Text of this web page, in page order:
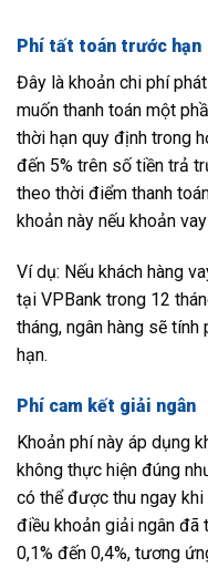
Phí tất toán trước hạn
Đây là khoản chi phí
muốn thanh toán một
thời hạn quy định trong
đến 5% trên số tiền trả
theo thời điểm thanh
khoản này nếu khoản
Ví dụ: Nếu khách hàng
tại VPBank trong 12
tháng, ngân hàng sẽ
hạn.
Phí cam kết giải ngân
Khoản phí này áp dụng
không thực hiện đúng
có thể được thu ngay
điều khoản giải ngân đã
0,1% đến 0,4%, tương